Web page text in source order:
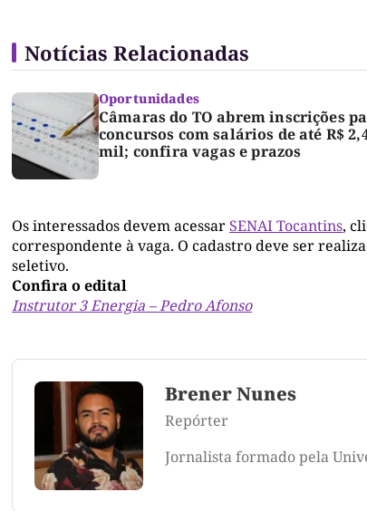
Notícias Relacionadas
Oportunidades
Câmaras do TO abrem inscrições
concursos com salários de até R$
mil; confira vagas e prazos
Os interessados devem acessarSENAI Tocantins,
correspondente à vaga. O cadastro deve ser
seletivo.
Confira o edital
Instrutor 3 Energia – Pedro Afonso
Brener Nunes
Repórter
Jornalista formado pela